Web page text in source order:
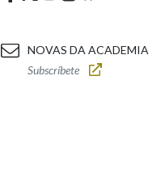
NOVAS DA ACADEMIA
Subscríbete